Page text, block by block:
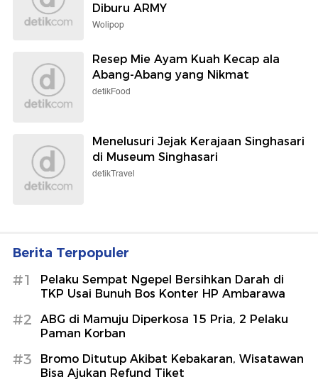
Diburu ARMY
Wolipop
Resep Mie Ayam Kuah Kecap ala
Abang-Abang yang Nikmat
detikFood
Menelusuri Jejak Kerajaan Singhasari
di Museum Singhasari
detikTravel
Berita Terpopuler
#1
Pelaku Sempat Ngepel Bersihkan Darah di
TKP Usai Bunuh Bos Konter HP Ambarawa
#2
ABG di Mamuju Diperkosa 15 Pria, 2 Pelaku
Paman Korban
#3
Bromo Ditutup Akibat Kebakaran, Wisatawan
Bisa Ajukan Refund Tiket